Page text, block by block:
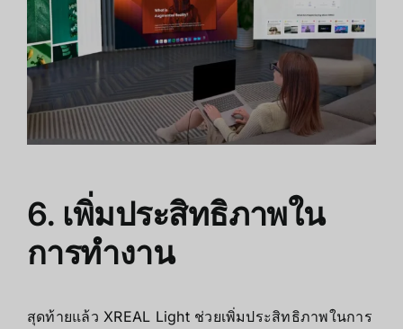
6. เพิ่มประสิทธิภาพใน
การทำงาน
สุดท้ายแล้ว XREAL Light ช่วยเพิ่มประสิทธิภาพในการ